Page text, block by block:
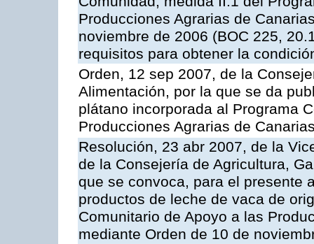
Producciones Agrarias de
noviembre de 2006 (BOC 225,
requisitos para obtener la
Orden, 12 sep 2007, de la
Alimentación, por la que se da
plátano incorporada al Programa
Producciones Agrarias de
Resolución, 23 abr 2007, de la
de la Consejería de Agricultura,
que se convoca, para el presente
productos de leche de vaca de
Comunitario de Apoyo a las
mediante Orden de 10 de